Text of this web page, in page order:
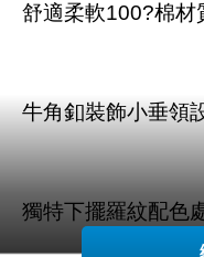
舒適柔軟100?棉材
牛角釦裝飾小垂領
獨特下擺羅紋配色